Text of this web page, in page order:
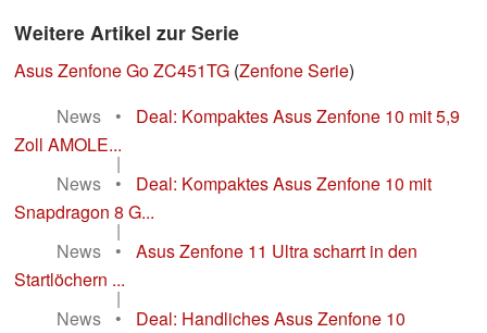
Weitere Artikel zur Serie
Asus Zenfone Go ZC451TG (Zenfone Serie)
News
•
Deal: Kompaktes Asus Zenfone 10 mit 5,9
Zoll AMOLE...
|
News
•
Deal: Kompaktes Asus Zenfone 10 mit
Snapdragon 8 G...
|
News
•
Asus Zenfone 11 Ultra scharrt in den
Startlöchern ...
|
News
•
Deal: Handliches Asus Zenfone 10